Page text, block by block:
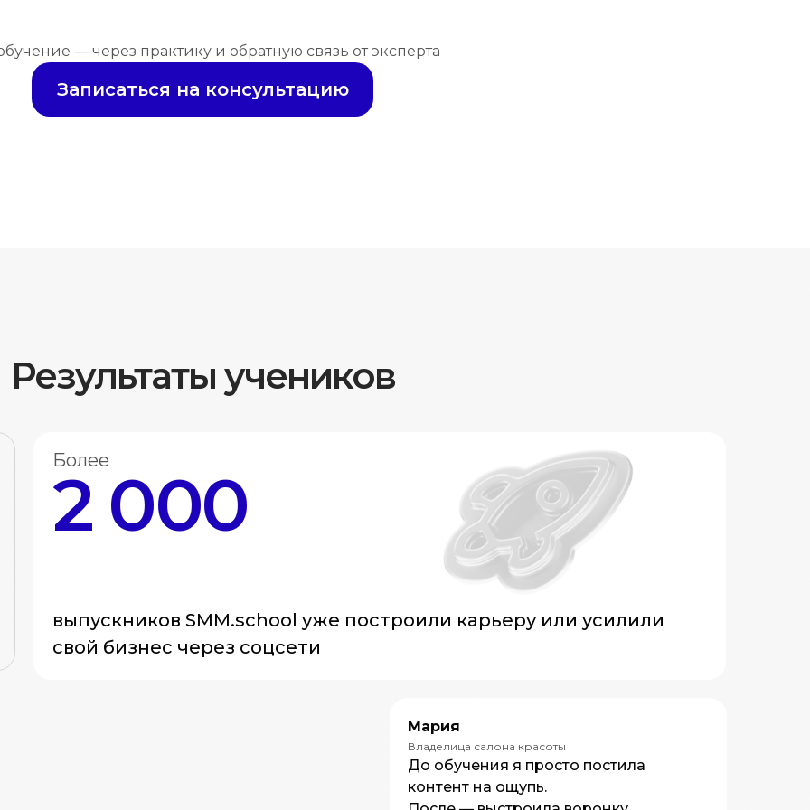
— через практику и обратную связь от эксперта
Записаться на консультацию
Результаты учеников
Более
2 000
выпускников SMM.school уже построили карьеру или усилили
свой бизнес через соцсети
Мария
Владелица салона красоты
До обучения я просто постила
контент на ощупь.